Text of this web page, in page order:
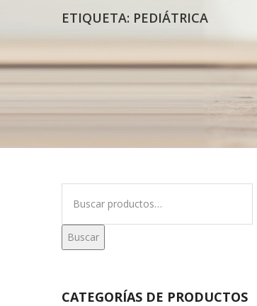
ETIQUETA: PEDIÁTRICA
Buscar
CATEGORÍAS DE PRODUCTOS